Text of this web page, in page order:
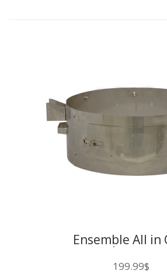
Ensemble All in
199.99$